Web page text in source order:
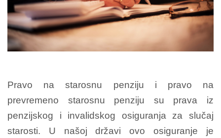
Pravo na starosnu penziju i pravo na
prevremeno starosnu penziju su prava iz
penzijskog i invalidskog osiguranja za slučaj
starosti. U našoj državi ovo osiguranje je